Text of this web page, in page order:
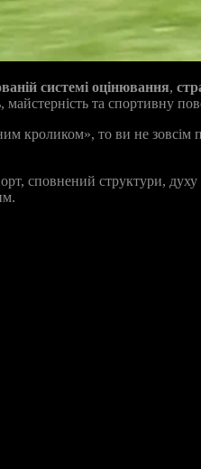
системі оцінювання,
та спортивну
кроликом», то ви не зовсім
сповнений структури, духу